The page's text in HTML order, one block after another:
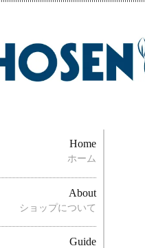
Home
ホーム
About
ショップについて
Guide